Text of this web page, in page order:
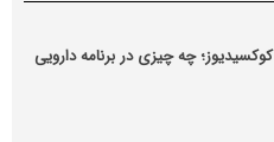
چه چیزی در برنامه دارویی